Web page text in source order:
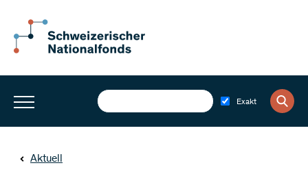
Exakt
Aktuell